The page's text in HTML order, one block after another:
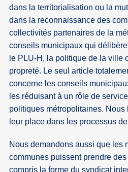
dans la territorialisation ou la
dans la reconnaissance des
collectivités partenaires de la
conseils municipaux qui
le PLU-H, la politique de la ville
propreté. Le seul article
concerne les conseils
les réduisant à un rôle de
politiques métropolitaines.
leur place dans les processus
Nous demandons aussi que les
communes puissent prendre
compris la forme du syndicat